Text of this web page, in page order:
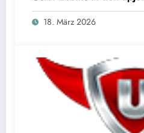
18. März 2026